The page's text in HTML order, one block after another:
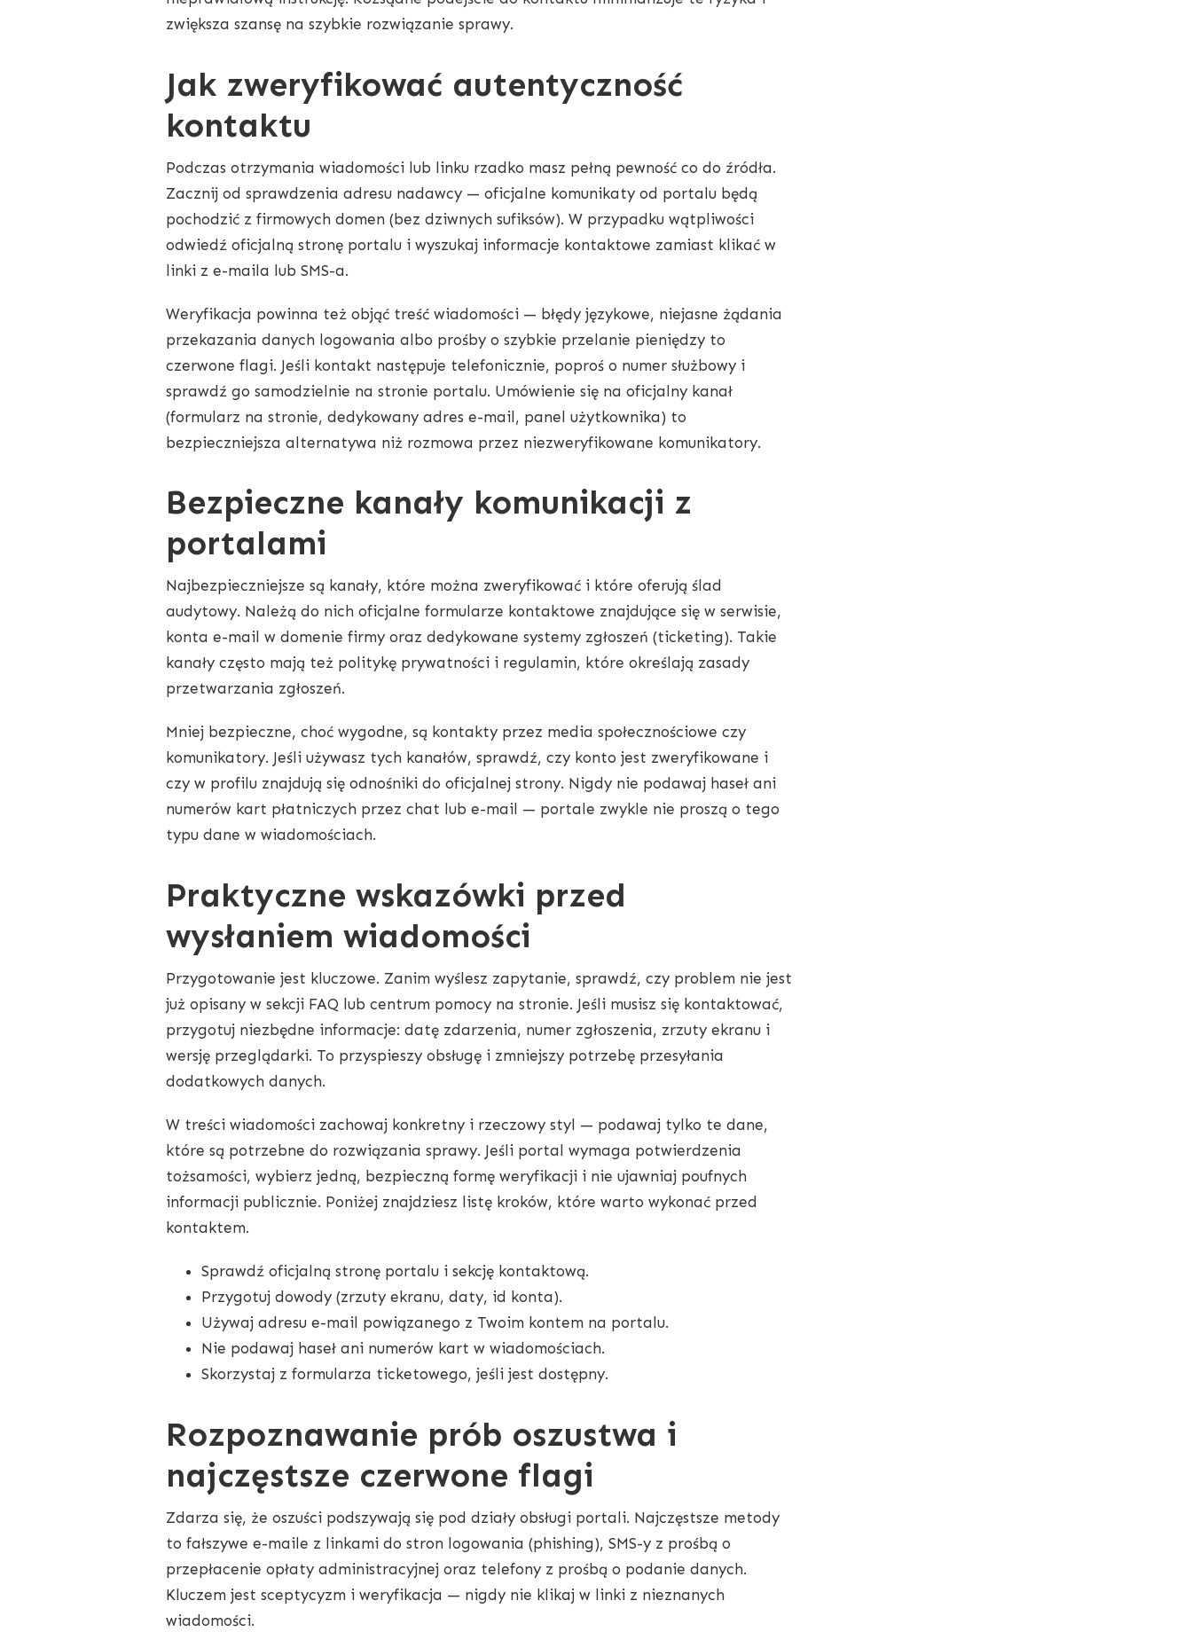
zwiększa szansę na szybkie rozwiązanie sprawy.
Jak zweryfikować autentyczność
kontaktu
Podczas otrzymania wiadomości lub linku rzadko masz pełną pewność co do źródła.
Zacznij od sprawdzenia adresu nadawcy — oficjalne komunikaty od portalu będą
pochodzić z firmowych domen (bez dziwnych sufiksów). W przypadku wątpliwości
odwiedź oficjalną stronę portalu i wyszukaj informacje kontaktowe zamiast klikać w
linki z e-maila lub SMS-a.
Weryfikacja powinna też objąć treść wiadomości — błędy językowe, niejasne żądania
przekazania danych logowania albo prośby o szybkie przelanie pieniędzy to
czerwone flagi. Jeśli kontakt następuje telefonicznie, poproś o numer służbowy i
sprawdź go samodzielnie na stronie portalu. Umówienie się na oficjalny kanał
(formularz na stronie, dedykowany adres e-mail, panel użytkownika) to
bezpieczniejsza alternatywa niż rozmowa przez niezweryfikowane komunikatory.
Bezpieczne kanały komunikacji z
portalami
Najbezpieczniejsze są kanały, które można zweryfikować i które oferują ślad
audytowy. Należą do nich oficjalne formularze kontaktowe znajdujące się w serwisie,
konta e-mail w domenie firmy oraz dedykowane systemy zgłoszeń (ticketing). Takie
kanały często mają też politykę prywatności i regulamin, które określają zasady
przetwarzania zgłoszeń.
Mniej bezpieczne, choć wygodne, są kontakty przez media społecznościowe czy
komunikatory. Jeśli używasz tych kanałów, sprawdź, czy konto jest zweryfikowane i
czy w profilu znajdują się odnośniki do oficjalnej strony. Nigdy nie podawaj haseł ani
numerów kart płatniczych przez chat lub e-mail — portale zwykle nie proszą o tego
typu dane w wiadomościach.
Praktyczne wskazówki przed
wysłaniem wiadomości
Przygotowanie jest kluczowe. Zanim wyślesz zapytanie, sprawdź, czy problem nie jest
już opisany w sekcji FAQ lub centrum pomocy na stronie. Jeśli musisz się kontaktować,
przygotuj niezbędne informacje: datę zdarzenia, numer zgłoszenia, zrzuty ekranu i
wersję przeglądarki. To przyspieszy obsługę i zmniejszy potrzebę przesyłania
dodatkowych danych.
W treści wiadomości zachowaj konkretny i rzeczowy styl — podawaj tylko te dane,
które są potrzebne do rozwiązania sprawy. Jeśli portal wymaga potwierdzenia
tożsamości, wybierz jedną, bezpieczną formę weryfikacji i nie ujawniaj poufnych
informacji publicznie. Poniżej znajdziesz listę kroków, które warto wykonać przed
kontaktem.
Sprawdź oficjalną stronę portalu i sekcję kontaktową.
Przygotuj dowody (zrzuty ekranu, daty, id konta).
Używaj adresu e-mail powiązanego z Twoim kontem na portalu.
Nie podawaj haseł ani numerów kart w wiadomościach.
Skorzystaj z formularza ticketowego, jeśli jest dostępny.
Rozpoznawanie prób oszustwa i
najczęstsze czerwone flagi
Zdarza się, że oszuści podszywają się pod działy obsługi portali. Najczęstsze metody
to fałszywe e-maile z linkami do stron logowania (phishing), SMS-y z prośbą o
przepłacenie opłaty administracyjnej oraz telefony z prośbą o podanie danych.
Kluczem jest sceptycyzm i weryfikacja — nigdy nie klikaj w linki z nieznanych
wiadomości.